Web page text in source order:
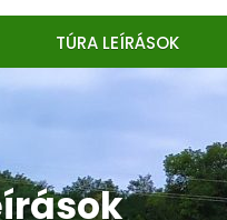
TÚRA LEÍRÁSOK